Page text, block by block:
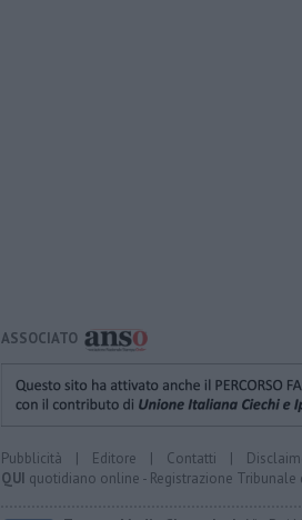
ASSOCIATO
Pubblicità | Editore | Contatti |
QUI quotidiano online - Registrazione Tribunale